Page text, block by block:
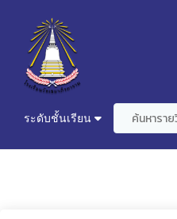
ระดับชั้นเรียน